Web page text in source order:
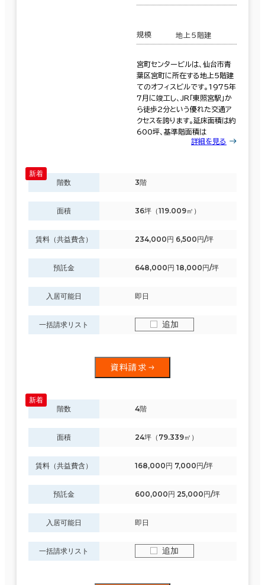
規模 地上5階建
宮町センタービルは、仙台市青
葉区宮町に所在する地上5階建
てのオフィスビルです。1975年
7月に竣工し、JR「東照宮駅」か
ら徒歩2分という優れた交通ア
クセスを誇ります。延床面積は約
600坪、基準階面積は
詳細を見る
階数 3階
面積 36坪（119.009㎡）
賃料（共益費含） 234,000円 6,500円/坪
預託金 648,000円 18,000円/坪
入居可能日 即日
一括請求リスト 追加
資料請求
階数 4階
面積 24坪（79.339㎡）
賃料（共益費含） 168,000円 7,000円/坪
預託金 600,000円 25,000円/坪
入居可能日 即日
一括請求リスト 追加